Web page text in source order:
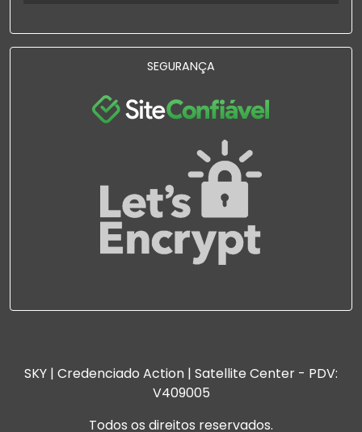
SEGURANÇA
SKY | Credenciado Action | Satellite Center - PDV:
V409005
Todos os direitos reservados.